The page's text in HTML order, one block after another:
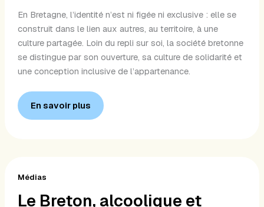
En Bretagne, l’identité n’est ni figée ni exclusive : elle se
construit dans le lien aux autres, au territoire, à une
culture partagée. Loin du repli sur soi, la société bretonne
se distingue par son ouverture, sa culture de solidarité et
une conception inclusive de l’appartenance.
En savoir plus
Médias
Le Breton, alcoolique et
Breton,